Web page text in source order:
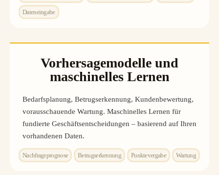
Dateneingabe
Vorhersagemodelle und
maschinelles Lernen
Bedarfsplanung, Betrugserkennung, Kundenbewertung,
vorausschauende Wartung. Maschinelles Lernen für
fundierte Geschäftsentscheidungen – basierend auf Ihren
vorhandenen Daten.
Nachfrageprognose Betrugserkennung Punktevergabe Wartung